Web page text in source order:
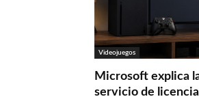
Videojuegos
Microsoft explica
servicio de